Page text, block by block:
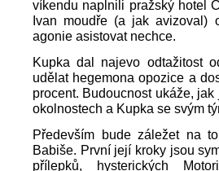
víkendu naplnili pražský hotel
Ivan moudře (a jak avizoval)
agonie asistovat nechce.
Kupka dal najevo odtažitost
udělat hegemona opozice a
procent. Budoucnost ukáže,
okolnostech a Kupka se svým
Především bude záležet na
Babiše. První její kroky jsou
přílepků, hysterických